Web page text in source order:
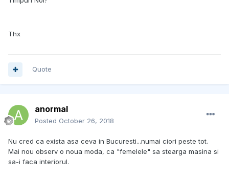
Thx
Quote
anormal
Posted October 26, 2018
Nu cred ca exista asa ceva in Bucuresti...numai ciori peste tot.
Mai nou observ o noua moda, ca "femelele" sa stearga masina si
sa-i faca interiorul.